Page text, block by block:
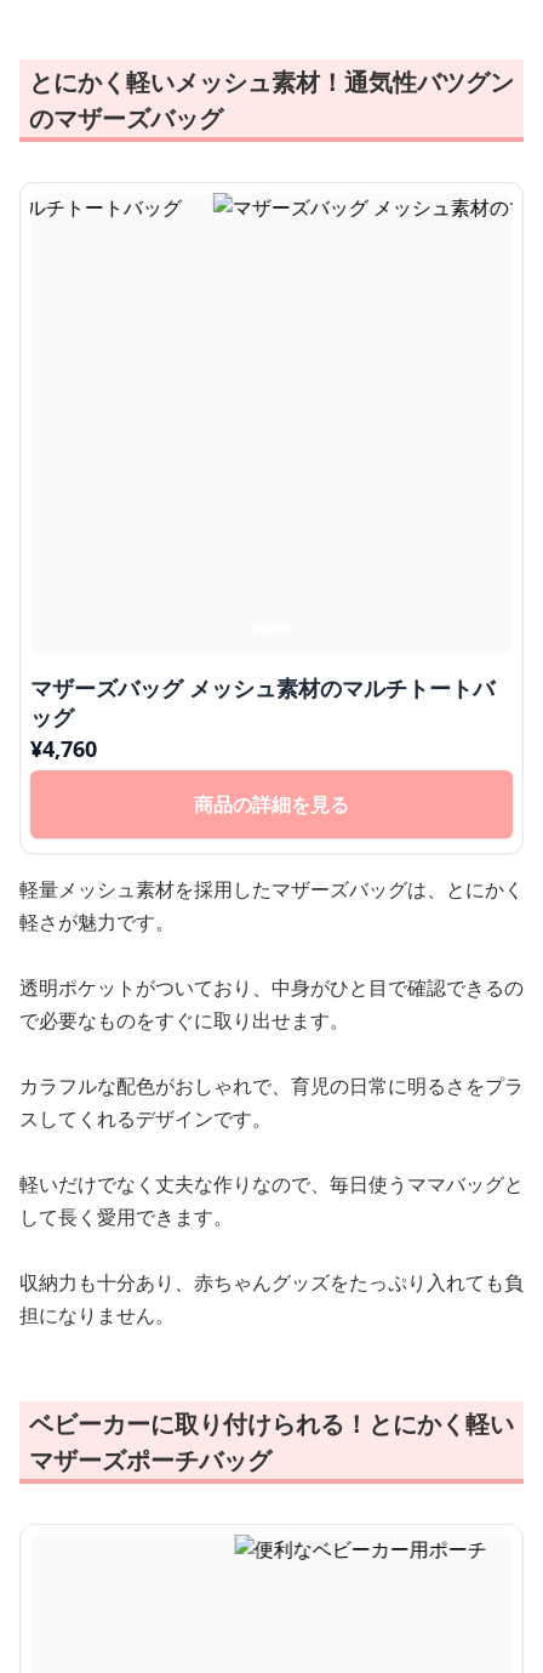
とにかく軽いメッシュ素材！通気性バツグン
のマザーズバッグ
マザーズバッグ メッシュ素材のマルチトートバ
ッグ
¥4,760
商品の詳細を見る
軽量メッシュ素材を採用したマザーズバッグは、とにかく
軽さが魅力です。
透明ポケットがついており、中身がひと目で確認できるの
で必要なものをすぐに取り出せます。
カラフルな配色がおしゃれで、育児の日常に明るさをプラ
スしてくれるデザインです。
軽いだけでなく丈夫な作りなので、毎日使うママバッグと
して長く愛用できます。
収納力も十分あり、赤ちゃんグッズをたっぷり入れても負
担になりません。
ベビーカーに取り付けられる！とにかく軽い
マザーズポーチバッグ